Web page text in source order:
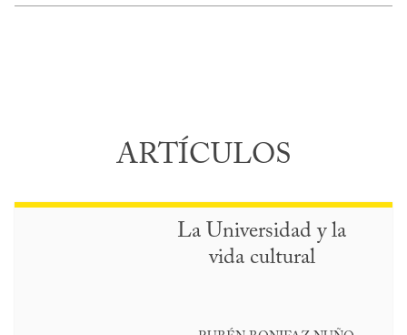
ARTÍCULOS
La Universidad y la
vida cultural